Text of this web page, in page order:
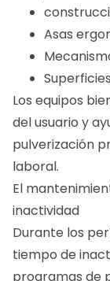
Asas
Los equipos
del usuario y
pulverización
laboral.
El
inactividad
Durante los
tiempo de
programas de